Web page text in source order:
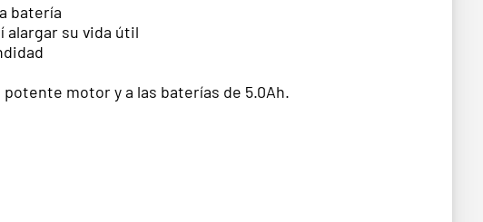
batería
su vida útil
motor y a las baterías de 5.0Ah.